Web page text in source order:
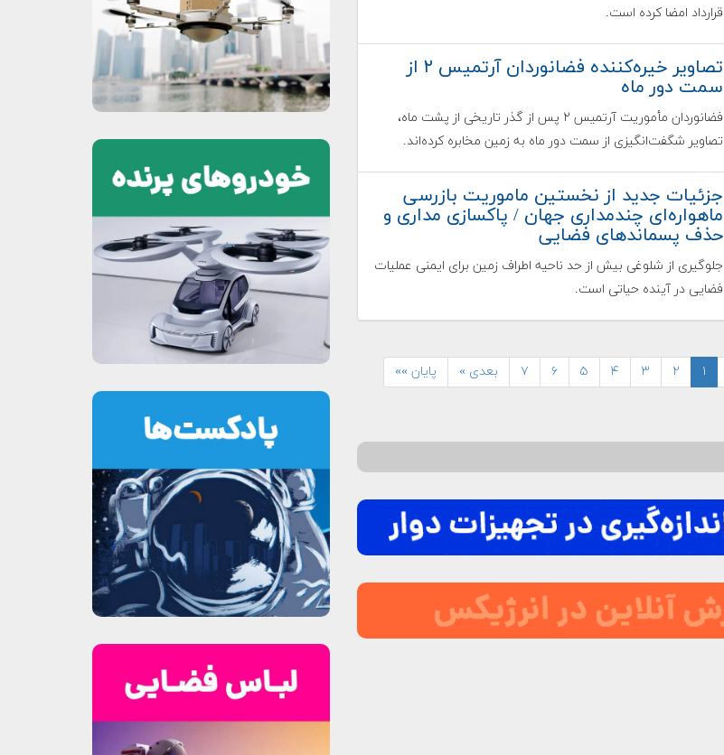
قرارداد امضا کرده است.
تصاویر خیره‌کننده فضانوردان آرتمیس ۲ از
سمت دور ماه
فضانوردان مأموریت آرتمیس ۲ پس از گذر تاریخی از پشت ماه،
تصاویر شگفت‌انگیزی از سمت دور ماه به زمین مخابره کرده‌اند.
جزئیات جدید از نخستین ماموریت بازرسی
ماهواره‌ای چندمداری جهان / پاکسازی مداری و
حذف پسماندهای فضایی
جلوگیری از شلوغی بیش از حد ناحیه اطراف زمین برای ایمنی عملیات
فضایی در آینده حیاتی است.
۱ ۲ ۳ ۴ ۵ ۶ ۷ بعدی » پایان »»